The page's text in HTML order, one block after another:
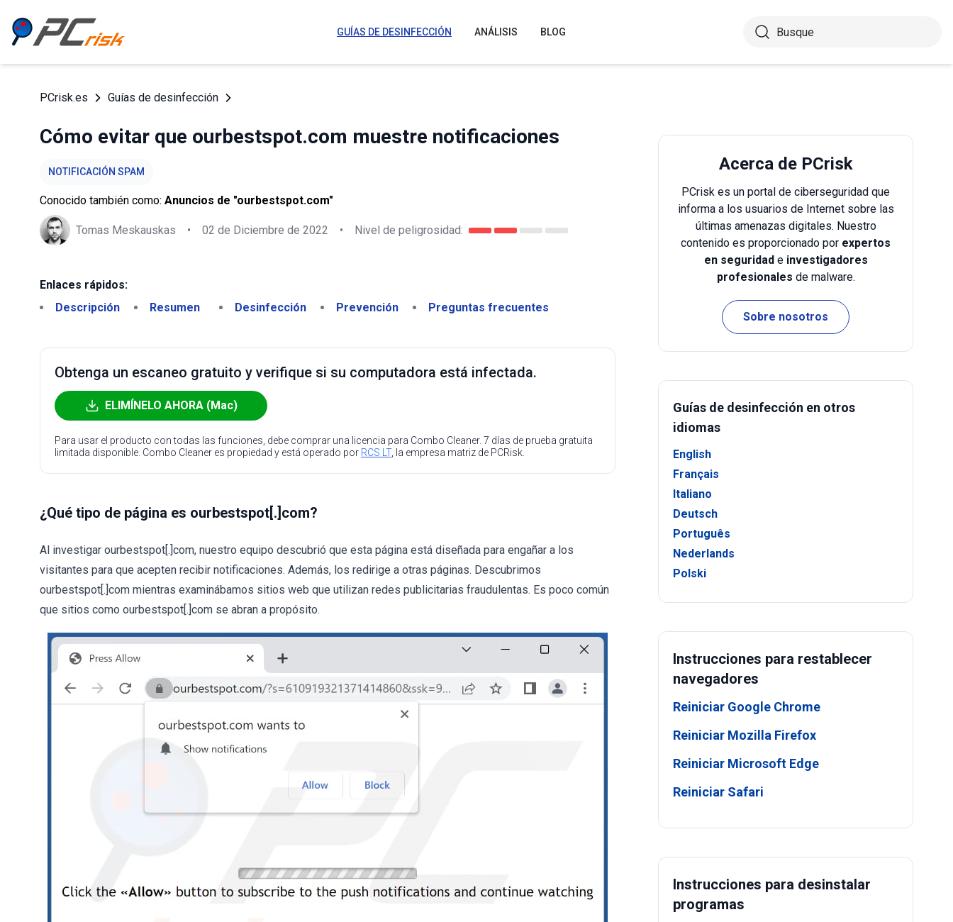
GUÍAS DE DESINFECCIÓN ANÁLISIS BLOG
PCrisk.es Guías de desinfección
Cómo evitar que ourbestspot.com muestre notificaciones
NOTIFICACIÓN SPAM
Conocido también como: Anuncios de "ourbestspot.com"
Tomas Meskauskas • 02 de Diciembre de 2022 • Nivel de peligrosidad:
Enlaces rápidos:
Descripción
Resumen Desinfección Prevención Preguntas frecuentes
Obtenga un escaneo gratuito y verifique si su computadora está infectada.
ELIMÍNELO AHORA (Mac)
Para usar el producto con todas las funciones, debe comprar una licencia para Combo Cleaner. 7 días de prueba gratuita
limitada disponible. Combo Cleaner es propiedad y está operado por RCS LT, la empresa matriz de PCRisk.
¿Qué tipo de página es ourbestspot[.]com?
Al investigar ourbestspot[.]com, nuestro equipo descubrió que esta página está diseñada para engañar a los
visitantes para que acepten recibir notificaciones. Además, los redirige a otras páginas. Descubrimos
ourbestspot[.]com mientras examinábamos sitios web que utilizan redes publicitarias fraudulentas. Es poco común
que sitios como ourbestspot[.]com se abran a propósito.
Acerca de PCrisk
PCrisk es un portal de ciberseguridad que
informa a los usuarios de Internet sobre las
últimas amenazas digitales. Nuestro
contenido es proporcionado por expertos
en seguridade investigadores
profesionales de malware.
Sobre nosotros
Guías de desinfección en otros
idiomas
English
Français
Italiano
Deutsch
Português
Nederlands
Polski
Instrucciones para restablecer
navegadores
Reiniciar Google Chrome
Reiniciar Mozilla Firefox
Reiniciar Microsoft Edge
Reiniciar Safari
Instrucciones para desinstalar
programas